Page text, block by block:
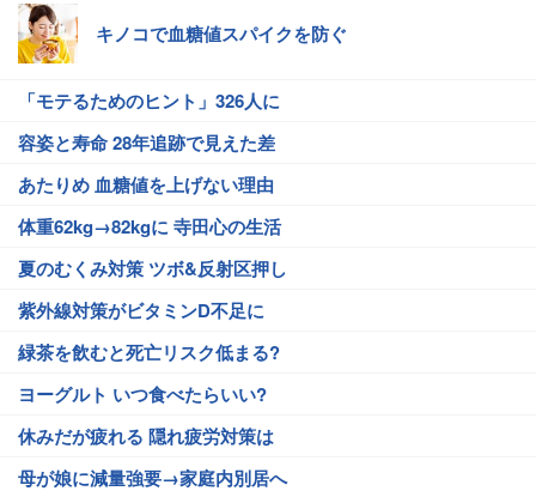
キノコで血糖値スパイクを防ぐ
「モテるためのヒント」326人に
容姿と寿命 28年追跡で見えた差
あたりめ 血糖値を上げない理由
体重62kg→82kgに 寺田心の生活
夏のむくみ対策 ツボ&反射区押し
紫外線対策がビタミンD不足に
緑茶を飲むと死亡リスク低まる?
ヨーグルト いつ食べたらいい?
休みだが疲れる 隠れ疲労対策は
母が娘に減量強要→家庭内別居へ